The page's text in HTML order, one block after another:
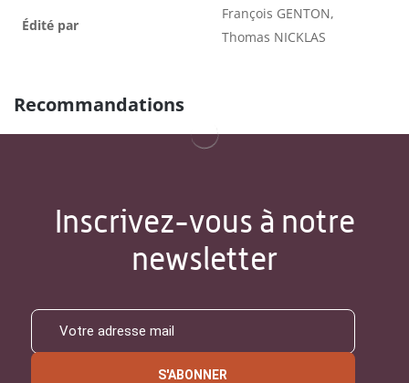
Édité par
François GENTON,
Thomas NICKLAS
Recommandations
Inscrivez-vous à notre
newsletter
S'ABONNER